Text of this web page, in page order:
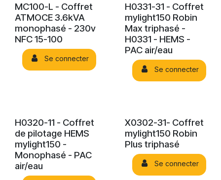
MC100-L - Coffret
ATMOCE 3.6kVA
monophasé - 230v
NFC 15-100
Se connecter
H0331-31 - Coffret
mylight150 Robin
Max triphasé -
H0331 - HEMS -
PAC air/eau
Se connecter
H0320-11 - Coffret
de pilotage HEMS
mylight150 -
Monophasé - PAC
air/eau
X0302-31- Coffret
mylight150 Robin
Plus triphasé
Se connecter